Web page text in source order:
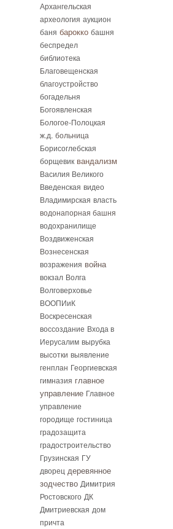
Архангельская
археология аукцион
баня барокко башня
беспредел
библиотека
Благовещенская
благоустройство
богадельня
Богоявленская
Бологое-Полоцкая
ж.д. больница
Борисоглебская
борщевик вандализм
Василия Великого
Введенская видео
Владимирская власть
водонапорная башня
водохранилище
Воздвиженская
Вознесенская
возражения война
вокзал Волга
Волговерховье
ВООПИиК
Воскресенская
воссоздание Входа в
Иерусалим вырубка
высотки выявление
генплан Георгиевская
гимназия главное
управление Главное
управление
городище гостиница
градозащита
градостроительство
Грузинская ГУ
дворец деревянное
зодчество Димитрия
Ростовского ДК
Дмитриевская дом
причта